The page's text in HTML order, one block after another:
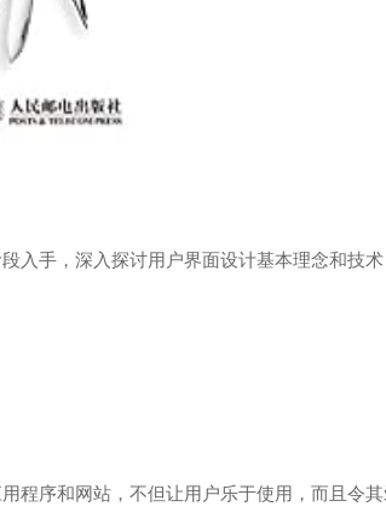
入手，深入探讨用户界面设计基本理念和技术
程序和网站，不但让用户乐于使用，而且令其